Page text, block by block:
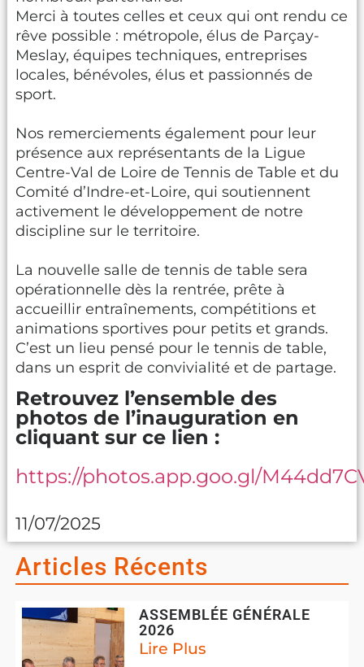
Merci à toutes celles et ceux qui ont rendu ce
rêve possible : métropole, élus de Parçay-
Meslay, équipes techniques, entreprises
locales, bénévoles, élus et passionnés de
sport.
Nos remerciements également pour leur
présence aux représentants de la Ligue
Centre-Val de Loire de Tennis de Table et du
Comité d’Indre-et-Loire, qui soutiennent
activement le développement de notre
discipline sur le territoire.
La nouvelle salle de tennis de table sera
opérationnelle dès la rentrée, prête à
accueillir entraînements, compétitions et
animations sportives pour petits et grands.
C’est un lieu pensé pour le tennis de table,
dans un esprit de convivialité et de partage.
Retrouvez l’ensemble des
photos de l’inauguration en
cliquant sur ce lien :
https://photos.app.goo.gl/
11/07/2025
Articles Récents
ASSEMBLÉE GÉNÉRALE
2026
Lire Plus